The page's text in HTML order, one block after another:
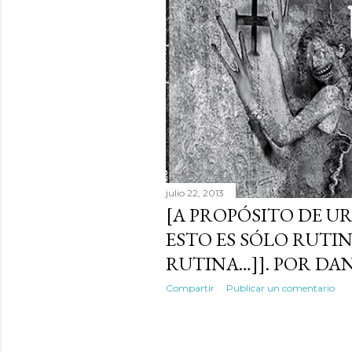
a
d
a
s
julio 22, 2013
[A PROPÓSITO DE
ESTO ES SÓLO
RUTINA…]]. POR
Compartir Publicar un comentario